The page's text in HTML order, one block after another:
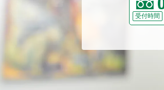
受付時間